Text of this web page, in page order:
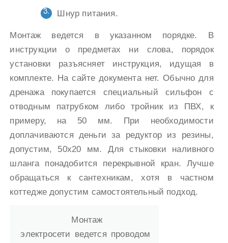
Шнур питания.
Монтаж ведется в указанном порядке. В
инструкции о предметах ни слова, порядок
установки разъясняет инструкция, идущая в
комплекте. На сайте документа нет. Обычно для
дренажа покупается специальный сильфон с
отводным патрубком либо тройник из ПВХ, к
примеру, на 50 мм. При необходимости
доплачиваются деньги за редуктор из резины,
допустим, 50х20 мм. Для стыковки наливного
шланга понадобится перекрывной кран. Лучше
обращаться к сантехникам, хотя в частном
коттедже допустим самостоятельный подход.
Монтаж
электросети ведется проводом